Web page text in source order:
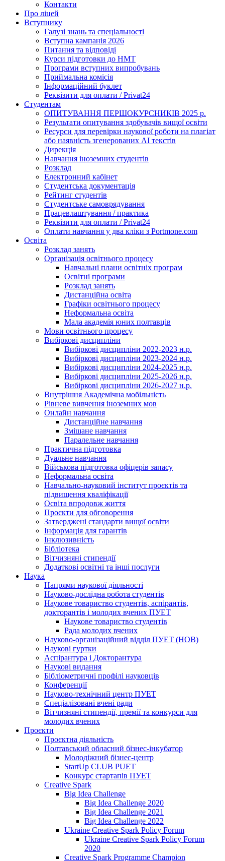
Контакти
Про ліцей
Вступнику
Галузі знань та спеціальності
Вступна кампанія 2026
Питання та відповіді
Курси підготовки до НМТ
Програми вступних випробувань
Приймальна комісія
Інформаційний буклет
Реквізити для оплати / Privat24
Студентам
ОПИТУВАННЯ ПЕРШОКУРСНИКІВ 2025 р.
Результати опитування здобувачів вищої освіти
Ресурси для перевірки наукової роботи на плагіат
або наявність згенерованих АІ текстів
Дирекція
Навчання іноземних студентів
Розклад
Електронний кабінет
Студентська документація
Рейтинг студентів
Студентське самоврядування
Працевлаштування / практика
Реквізити для оплати / Privat24
Оплати навчання у два кліки з Portmone.com
Освіта
Розклад занять
Організація освітнього процесу
Навчальні плани освітніх програм
Освітні програми
Розклад занять
Дистанційна освіта
Графіки освітнього процесу
Неформальна освіта
Мала академія юних полтавців
Мови освітнього процесу
Вибіркові дисципліни
Вибіркові дисципліни 2022-2023 н.р.
Вибіркові дисципліни 2023-2024 н.р.
Вибіркові дисципліни 2024-2025 н.р.
Вибіркові дисципліни 2025-2026 н.р.
Вибіркові дисципліни 2026-2027 н.р.
Внутрішня Академічна мобільність
Рівневе вивчення іноземних мов
Онлайн навчання
Дистанційне навчання
Змішане навчання
Паралельне навчання
Практична підготовка
Дуальне навчання
Військова підготовка офіцерів запасу
Неформальна освіта
Навчально-науковий інститут проєктів та
підвищення кваліфікації
Освіта впродовж життя
Проєкти для обговорення
Затверджені стандарти вищої освіти
Інформація для гарантів
Інклюзивність
Бібліотека
Вітчизняні стипендії
Додаткові освітні та інші послуги
Наука
Напрями наукової діяльності
Науково-дослідна робота студентів
Наукове товариство студентів, аспірантів,
докторантів і молодих вчених ПУЕТ
Наукове товариство студентів
Рада молодих вчених
Науково-організаційний відділ ПУЕТ (НОВ)
Наукові гуртки
Аспірантура і Докторантура
Наукові видання
Бібліометричні профілі науковців
Конференції
Науково-технічний центр ПУЕТ
Спеціалізовані вчені ради
Вітчизняні стипендії, премії та конкурси для
молодих вчених
Проєкти
Проєктна діяльність
Полтавський обласний бізнес-інкубатор
Молодіжний бізнес-центр
StartUp CLUB PUET
Конкурс стартапів ПУЕТ
Creative Spark
Big Idea Challenge
Big Idea Challenge 2020
Big Idea Challenge 2021
Big Idea Challenge 2022
Ukraine Creative Spark Policy Forum
Ukraine Creative Spark Policy Forum
2020
Creative Spark Programme Champion